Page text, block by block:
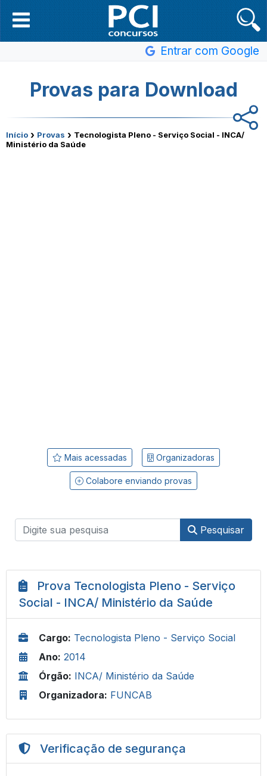
Entrar com Google
Provas para Download
Início › Provas › Tecnologista Pleno - Serviço Social - INCA/
Ministério da Saúde
Mais acessadas Organizadoras
Colabore enviando provas
Pesquisar
Prova Tecnologista Pleno - Serviço
Social - INCA/ Ministério da Saúde
Cargo: Tecnologista Pleno - Serviço Social
Ano: 2014
Órgão: INCA/ Ministério da Saúde
Organizadora: FUNCAB
Verificação de segurança